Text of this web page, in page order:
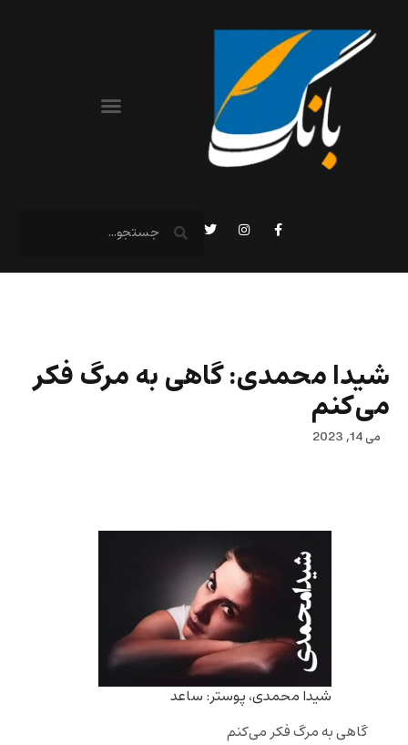
شیدا محمدی: گاهی به مرگ فکر
می‌کنم
می 14, 2023
شیدا محمدی، پوستر: ساعد
گاهی به مرگ فکر می‌کنم